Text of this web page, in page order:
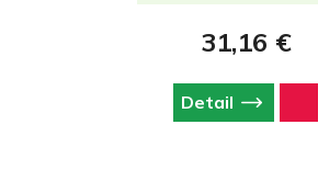
31,16 €
Detail